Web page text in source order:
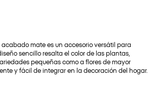
mate es un accesorio versátil para
sencillo resalta el color de las plantas,
pequeñas como a flores de mayor
y fácil de integrar en la decoración del hogar.